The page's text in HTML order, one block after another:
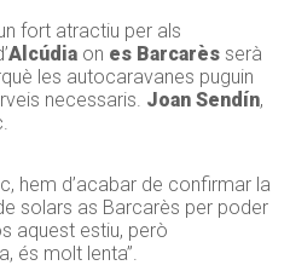
fort atractiu per als
Alcúdia on es Barcarès serà
les autocaravanes puguin
necessaris. Joan Sendín,
hem d’acabar de confirmar la
solars as Barcarès per poder
aquest estiu, però
és molt lenta”.